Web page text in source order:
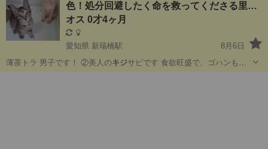
方。 (都内でも...
色！処分回避したく命を救ってくださる里…
オス 0才4ヶ月
愛知県 新瑞橋駅
8月6日
薄茶トラ 男子です！ ②美人のキジサビです 食欲旺盛で、ゴハンも
オ…